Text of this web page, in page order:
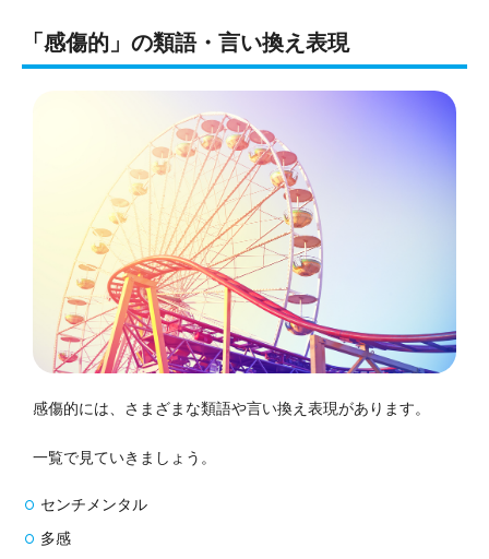
「感傷的」の類語・言い換え表現
感傷的には、さまざまな類語や言い換え表現があります。
一覧で見ていきましょう。
センチメンタル
多感